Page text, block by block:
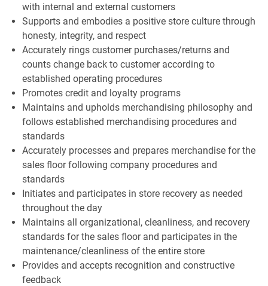
with internal and external customers
Supports and embodies a positive store culture through
honesty, integrity, and respect
Accurately rings customer purchases/returns and
counts change back to customer according to
established operating procedures
Promotes credit and loyalty programs
Maintains and upholds merchandising philosophy and
follows established merchandising procedures and
standards
Accurately processes and prepares merchandise for the
sales floor following company procedures and
standards
Initiates and participates in store recovery as needed
throughout the day
Maintains all organizational, cleanliness, and recovery
standards for the sales floor and participates in the
maintenance/cleanliness of the entire store
Provides and accepts recognition and constructive
feedback